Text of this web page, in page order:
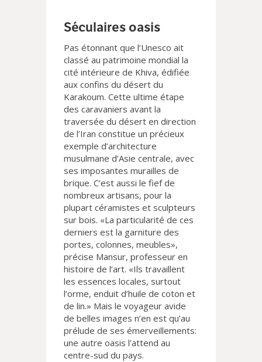
Séculaires oasis
Pas étonnant que l’Unesco ait
classé au patrimoine mondial la
cité intérieure de Khiva, édifiée
aux confins du désert du
Karakoum. Cette ultime étape
des caravaniers avant la
traversée du désert en direction
de l’Iran constitue un précieux
exemple d’architecture
musulmane d’Asie centrale, avec
ses imposantes murailles de
brique. C’est aussi le fief de
nombreux artisans, pour la
plupart céramistes et sculpteurs
sur bois. «La particularité de ces
derniers est la garniture des
portes, colonnes, meubles»,
précise Mansur, professeur en
histoire de l’art. «Ils travaillent
les essences locales, surtout
l’orme, enduit d’huile de coton et
de lin.» Mais le voyageur avide
de belles images n’en est qu’au
prélude de ses émerveillements:
une autre oasis l’attend au
centre-sud du pays.